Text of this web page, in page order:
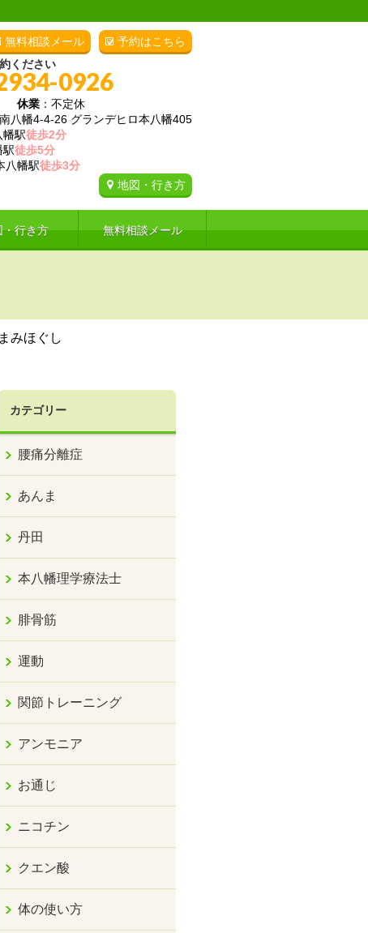
予約はこちら
無料相談メール
ください
0926
休業 ：不定休
八幡4-4-26 グランデヒロ本八幡405
幡駅徒歩2分
徒歩5分
幡駅徒歩3分
地図・行き方
・行き方 無料相談メール
みほぐし
カテゴリー
腰痛分離症
あんま
丹田
本八幡理学療法士
腓骨筋
運動
関節トレーニング
アンモニア
お通じ
ニコチン
クエン酸
体の使い方